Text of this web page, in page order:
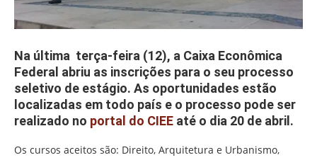
Na última terça-feira (12), a Caixa Econômica
Federal abriu as inscrições para o seu processo
seletivo de estágio. As oportunidades estão
localizadas em todo país e o processo pode ser
realizado no portal do CIEE até o dia 20 de abril.
Os cursos aceitos são: Direito, Arquitetura e Urbanismo,